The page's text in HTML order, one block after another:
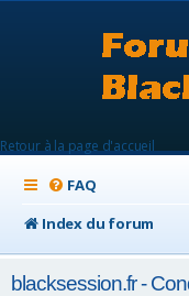
Retour à la page d'accueil
FAQ
Index du forum
blacksession.fr -